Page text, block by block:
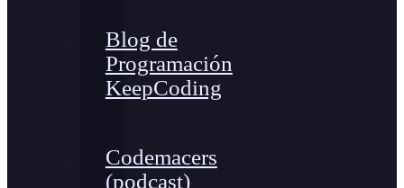
Blog de
Programación
KeepCoding
Codemacers
(podcast)